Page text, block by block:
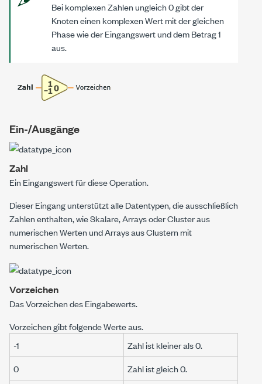
Bei komplexen Zahlen ungleich 0 gibt der
Knoten einen komplexen Wert mit der gleichen
Phase wie der Eingangswert und dem Betrag 1
aus.
Ein-/Ausgänge
Zahl
Ein Eingangswert für diese Operation.
Dieser Eingang unterstützt alle Datentypen, die ausschließlich
Zahlen enthalten, wie Skalare, Arrays oder Cluster aus
numerischen Werten und Arrays aus Clustern mit
numerischen Werten.
Vorzeichen
Das Vorzeichen des Eingabewerts.
Vorzeichengibt folgende Werte aus.
-1
Zahlist kleiner als 0.
0
Zahlist gleich 0.